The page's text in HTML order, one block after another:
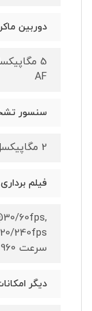
دوربین
AF
سنسور
2 مگاپیکسل, f/2.4, (depth)
فیلم برداری
60fps,
سرعت 960 فریم در ثانیه
دیگر